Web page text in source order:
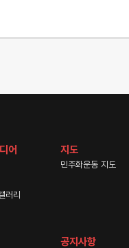
어
러리
지도
민주화운동 지도
공지사항